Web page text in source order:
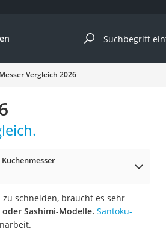
Vergleiche nach Kategorie
Vergleich 2026
schneiden, braucht es sehr
Sashimi-Modelle. Santoku-